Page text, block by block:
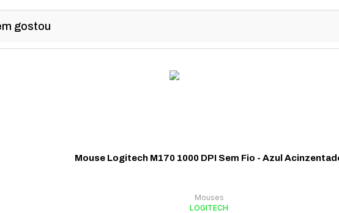
gostou
Mouse Logitech M170 1000 DPI Sem Fio - Azul
Mouses
LOGITECH